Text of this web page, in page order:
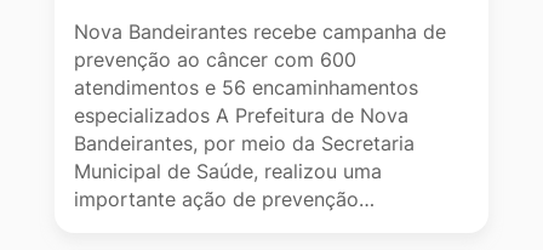
Nova Bandeirantes recebe campanha de
prevenção ao câncer com 600
atendimentos e 56 encaminhamentos
especializados A Prefeitura de Nova
Bandeirantes, por meio da Secretaria
Municipal de Saúde, realizou uma
importante ação de prevenção…